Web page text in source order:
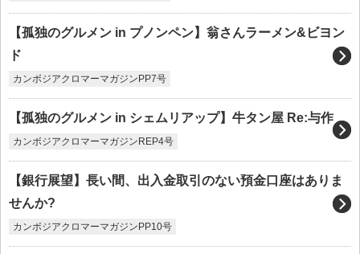
【孤独のグルメン in プノンペン】翁さんラーメン&ビヨン
ド
カンボジアクロマーマガジンPP7号
【孤独のグルメン in シェムリアップ】牛タン屋 Re:与作
カンボジアクロマーマガジンREP4号
【銀行展望】長い間、出入金取引のない預金口座はありま
せんか?
カンボジアクロマーマガジンPP10号